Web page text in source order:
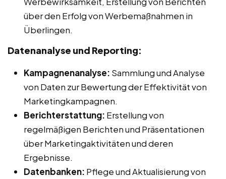
über den Erfolg von Werbemaßnahmen in
Überlingen.
Datenanalyse und Reporting:
Kampagnenanalyse: Sammlung und Analyse
von Daten zur Bewertung der Effektivität von
Marketingkampagnen.
Berichterstattung: Erstellung von
regelmäßigen Berichten und Präsentationen
über Marketingaktivitäten und deren
Ergebnisse.
Datenbanken: Pflege und Aktualisierung von